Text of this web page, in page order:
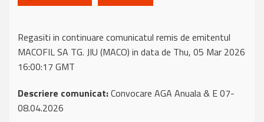
Regasiti in continuare comunicatul remis de emitentul
MACOFIL SA TG. JIU (MACO) in data de Thu, 05 Mar 2026
16:00:17 GMT
Descriere comunicat:Convocare AGA Anuala & E 07-
08.04.2026